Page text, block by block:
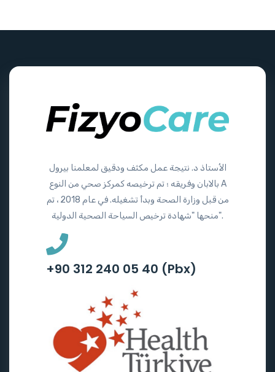
الأستاذ د. نتيجة عمل مكثف ودقيق لمعلمنا بيرول
بالابان وفريقه ؛ تم ترخيصه كمركز صحي من النوع A
من قبل وزارة الصحة وبدأ تشغيله. في عام 2018 ، تم
منحها "شهادة ترخيص السياحة الصحية الدولية".
+90 312 240 05 40 (Pbx)